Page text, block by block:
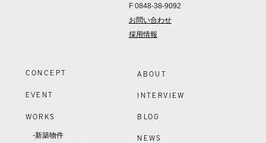
F 0848-38-9092
お問い合わせ
採用情報
CONCEPT
EVENT
WORKS
-新築物件
ABOUT
INTERVIEW
BLOG
NEWS